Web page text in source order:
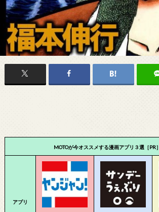
MOTOが今オススメする漫画アプリ３選［PR］
アプリ